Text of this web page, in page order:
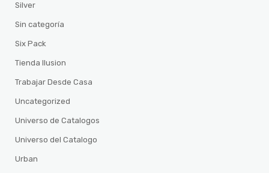
Silver
Sin categoría
Six Pack
Tienda Ilusion
Trabajar Desde Casa
Uncategorized
Universo de Catalogos
Universo del Catalogo
Urban